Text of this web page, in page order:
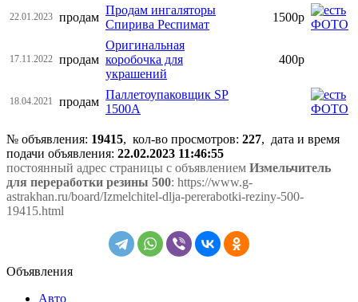
22.01.2023 продам
Продам ингаляторы
Спирива Респимат
1500р
17.11.2022 продам
Оригинальная
коробочка для
украшений
400р
18.04.2021 продам
Паллетоупаковщик SP
1500A
№ объявления: 19415, кол-во просмотров: 227, дата и время
подачи объявления: 22.02.2023 11:46:55
постоянный адрес страницы с объявлением Измельчитель
для переработки резины 500: https://www.g-
astrakhan.ru/board/Izmelchitel-dlja-pererabotki-reziny-500-
19415.html
Объявления
Авто